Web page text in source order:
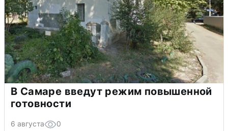
В Самаре введут режим повышенной
готовности
6 августа 0